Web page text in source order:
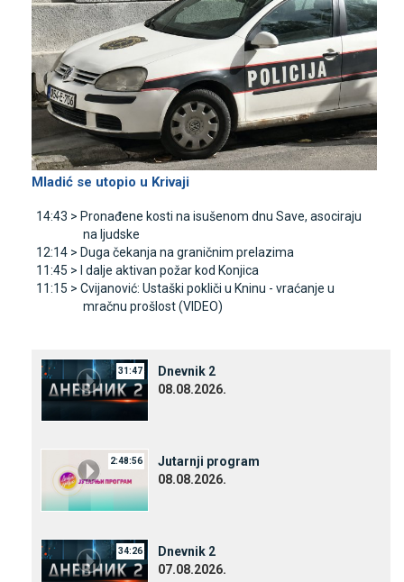
Mladić se utopio u Krivaji
14:43 > Pronađene kosti na isušenom dnu Save, asociraju
na ljudske
12:14 > Duga čekanja na graničnim prelazima
11:45 >
I dalje aktivan požar kod Konjica
11:15 > Cvijanović: Ustaški pokliči u Kninu - vraćanje u
mračnu prošlost (VIDEO)
31:47
Dnevnik 2
08.08.2026.
2:48:56
Јutarnji program
08.08.2026.
34:26
Dnevnik 2
07.08.2026.